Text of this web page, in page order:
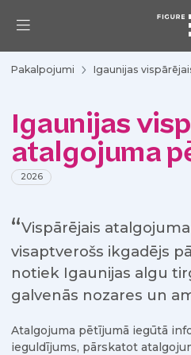
Pakalpojumi Igaunijas
Igaunijas
atalgojuma
2026
Vispārējais
visaptverošs ikgadējs
notiek Igaunijas algu
galvenās nozares un
Atalgojuma pētījumā iegūtā
ieguldījums, pārskatot